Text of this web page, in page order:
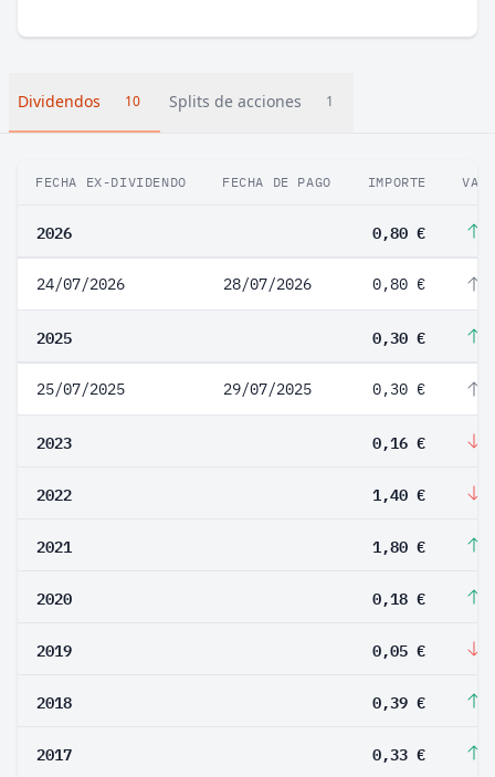
Dividendos 10 Splits de acciones 1
FECHA EX-DIVIDENDO FECHA DE PAGO IMPORTE
2026 0,80 €
24/07/2026 28/07/2026 0,80 €
2025 0,30 €
25/07/2025 29/07/2025 0,30 €
2023 0,16 €
2022 1,40 €
2021 1,80 €
2020 0,18 €
2019 0,05 €
2018 0,39 €
2017 0,33 €